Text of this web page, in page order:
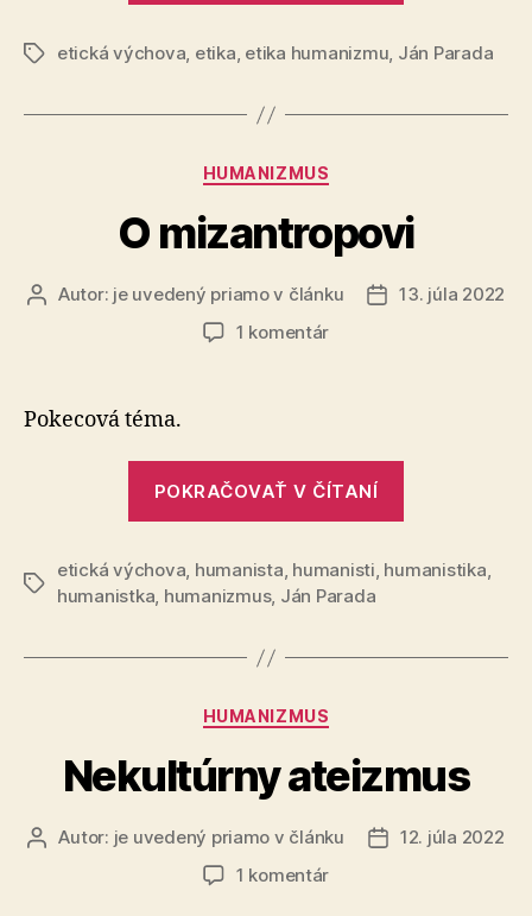
Značkyetická výchova, etika, etika humanizmu, Ján Parada
Kategórie
HUMANIZMUS
O mizantropovi
AutorAutor: je uvedený priamo v článku
Dátum
13. júla 2022
1 komentárna
Pokecová téma.
POKRAČOVAŤ V ČÍTANÍ
Značky
etická výchova, humanista, humanisti, humanistika,
humanistka, humanizmus, Ján Parada
Kategórie
HUMANIZMUS
Nekultúrny ateizmus
AutorAutor: je uvedený priamo v článku
Dátum
12. júla 2022
1 komentárna